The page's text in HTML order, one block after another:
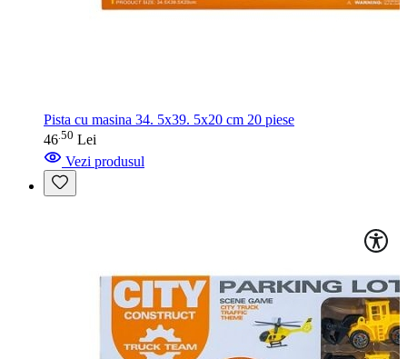
Pista cu masina 34. 5x39. 5x20 cm 20 piese
46 50 Lei
Vezi produsul